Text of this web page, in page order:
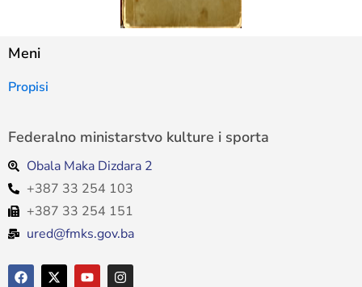
Meni
Propisi
Federalno ministarstvo kulture i sporta
Obala Maka Dizdara 2
+387 33 254 103
+387 33 254 151
ured@fmks.gov.ba